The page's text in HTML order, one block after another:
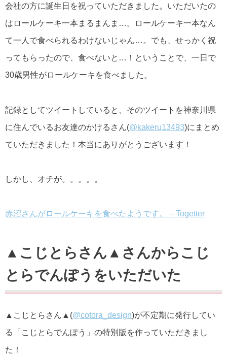
会社の方に誕生日を祝っていただきました。いただいたの
はロールケーキ一本まるまんま…。ロールケーキ一本なん
て一人で食べられるわけないじゃん…。でも、せっかく祝
ってもらったので、食べないと…！ということで、一日で
30歳男性がロールケーキを食べました。
記録としてツイートしていると、そのツイートを神奈川県
に住んでいるお友達のかけるさん(@kakeru13493)にまとめ
ていただきました！本当にありがとうございます！
しかし、オチが。。。。。
赤沼さんがロールケーキを食べたようです。 – Togetter
▲こじとらさん▲さんからこじ
とらでんぽうをいただいた
▲こじとらさん▲(@cotora_design)が不定期に発行してい
る「こじとらでんぽう」の特別版を作っていただきまし
た！